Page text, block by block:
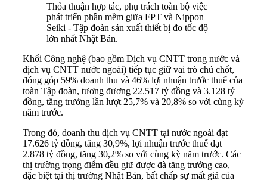
Thỏa thuận hợp tác, phụ trách toàn bộ việc
phát triển phần mềm giữa FPT và Nippon
Seiki - Tập đoàn sản xuất thiết bị đo tốc độ
lớn nhất Nhật Bản.
Khối Công nghệ (bao gồm Dịch vụ CNTT trong nước và
dịch vụ CNTT nước ngoài) tiếp tục giữ vai trò chủ chốt,
đóng góp 59% doanh thu và 46% lợi nhuận trước thuế của
toàn Tập đoàn, tương đương 22.517 tỷ đồng và 3.128 tỷ
đồng, tăng trưởng lần lượt 25,7% và 20,8% so với cùng kỳ
năm trước.
Trong đó, doanh thu dịch vụ CNTT tại nước ngoài đạt
17.626 tỷ đồng, tăng 30,9%, lợi nhuận trước thuế đạt
2.878 tỷ đồng, tăng 30,2% so với cùng kỳ năm trước. Các
thị trường trọng điểm đều giữ được đà tăng trưởng cao,
đặc biệt tại thị trường Nhật Bản, bất chấp sự mất giá của